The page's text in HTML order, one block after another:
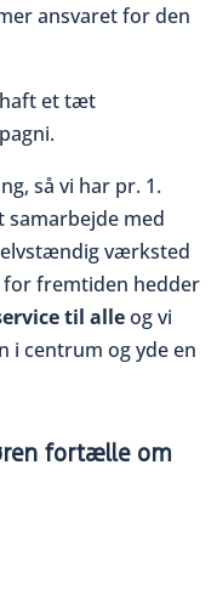
ansvaret for den
haft et tæt
så vi har pr. 1.
med
værksted
for fremtiden hedder
til alleog vi
i centrum og yde en
fortælle om